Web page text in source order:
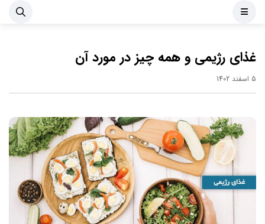
غذای رژیمی و همه چیز در مورد آن
5 اسفند 1402